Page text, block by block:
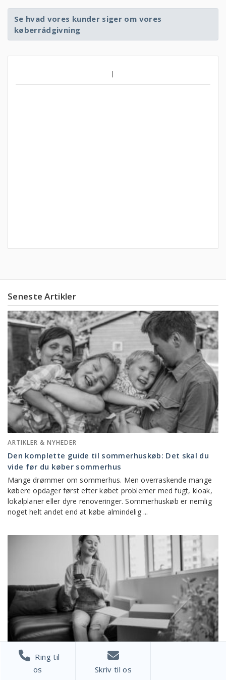
Se hvad vores kunder siger om vores
køberrådgivning
Seneste Artikler
ARTIKLER & NYHEDER
Den komplette guide til sommerhuskøb: Det skal du
vide før du køber sommerhus
Mange drømmer om sommerhus. Men overraskende mange
købere opdager først efter købet problemer med fugt, kloak,
lokalplaner eller dyre renoveringer. Sommerhuskøb er nemlig
noget helt andet end at købe almindelig ...
ARTIKLER & NYHEDER
Ring til
os
Skriv til os